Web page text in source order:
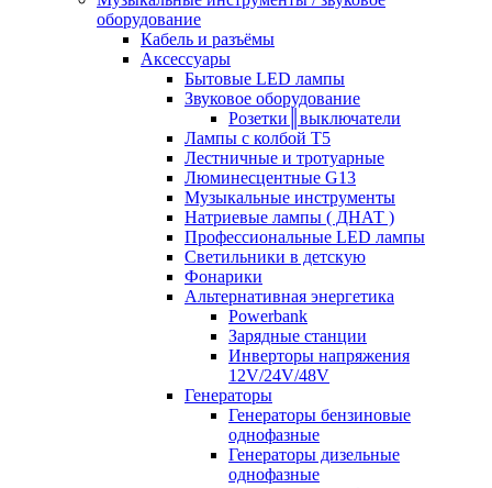
оборудование
Кабель и разъёмы
Аксессуары
Бытовые LED лампы
Звуковое оборудование
Розетки║выключатели
Лампы с колбой Т5
Лестничные и тротуарные
Люминесцентные G13
Музыкальные инструменты
Натриевые лампы ( ДНАТ )
Профессиональные LED лампы
Светильники в детскую
Фонарики
Альтернативная энергетика
Powerbank
Зарядные станции
Инверторы напряжения
12V/24V/48V
Генераторы
Генераторы бензиновые
однофазные
Генераторы дизельные
однофазные